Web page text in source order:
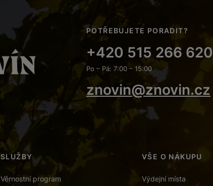
POTŘEBUJETE PORADIT?
+420 515 266 620
Po – Pá: 7:00 – 15:00
znovin@znovin.cz
SLUŽBY
Věrnostní program
VŠE O NÁKUPU
Výdejní místa